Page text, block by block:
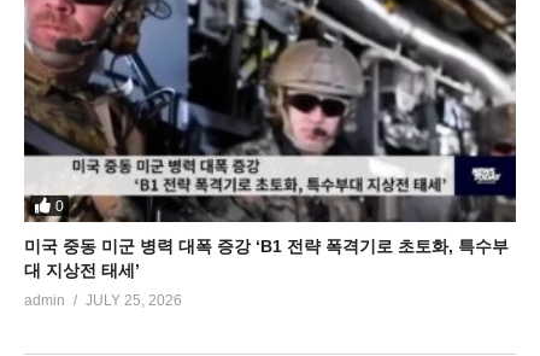
0
미국 중동 미군 병력 대폭 증강 ‘B1 전략 폭격기로 초토화, 특수부
대 지상전 태세’
admin JULY 25, 2026